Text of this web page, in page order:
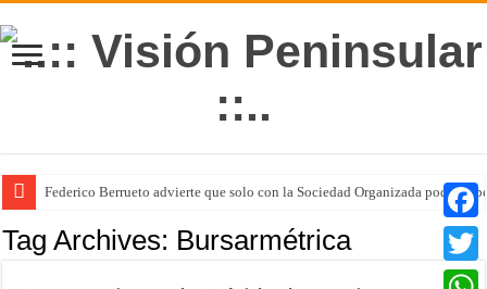
Federico Berrueto advierte que solo con la Sociedad Organizada podrá
Arrancan la tercera etapa de Médico 24/7
Tag Archives: Bursarmétrica
Twitter